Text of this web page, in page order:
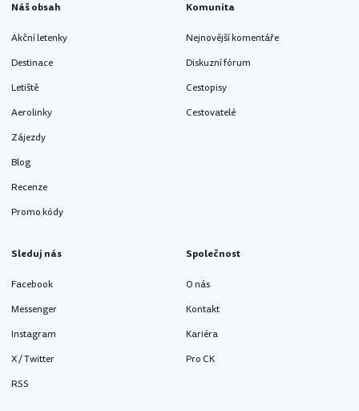
Náš obsah
Akční letenky
Destinace
Letiště
Aerolinky
Zájezdy
Blog
Recenze
Promo kódy
Komunita
Nejnovější komentáře
Diskuzní fórum
Cestopisy
Cestovatelé
Sleduj nás
Facebook
Messenger
Instagram
X / Twitter
RSS
Společnost
O nás
Kontakt
Kariéra
Pro CK